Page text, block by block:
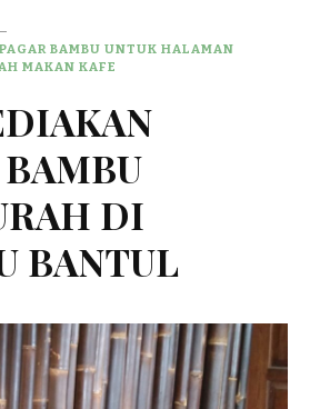
BAMBU UNTUK HALAMAN
MAKAN KAFE
DI
BANTUL